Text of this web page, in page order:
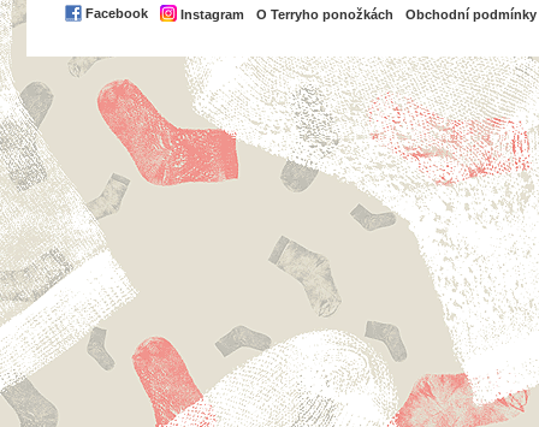
Facebook Instagram O Terryho ponožkách Obchodní podmínky
PayPal